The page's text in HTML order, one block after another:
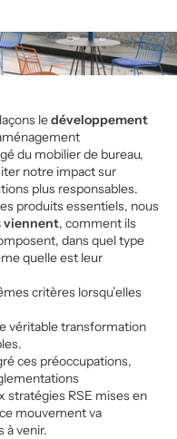
ledéveloppement
du mobilier de bureau,
notre impact sur
plus responsables.
produits essentiels, nous
viennent, comment ils
dans quel type
quelle est leur
critères lorsqu’elles
véritable transformation
ces préoccupations,
stratégies RSE mises en
mouvement va
à venir.